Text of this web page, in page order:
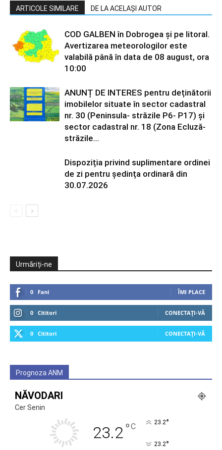
ARTICOLE SIMILARE DE LA ACELAȘI AUTOR
COD GALBEN în Dobrogea și pe litoral.
Avertizarea meteorologilor este
valabilă până în data de 08 august, ora
10:00
ANUNȚ DE INTERES pentru deținătorii
imobilelor situate în sector cadastral
nr. 30 (Peninsula- străzile P6- P17) și
sector cadastral nr. 18 (Zona Ecluză-
străzile...
Dispoziția privind suplimentare ordinei
de zi pentru ședința ordinară din
30.07.2026
Urmăriți-ne
0 Fani ÎMI PLACE
0 Cititori CONECTAȚI-VĂ
0 Cititori CONECTAȚI-VĂ
Prognoza ANM
NĂVODARI
Cer Senin
23.2°C 23.2°
23.2°